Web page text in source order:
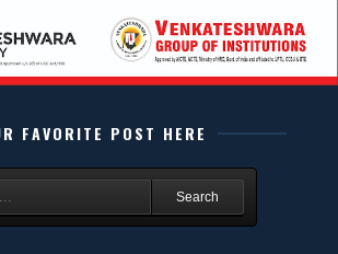
FAVORITE POST HERE
Search